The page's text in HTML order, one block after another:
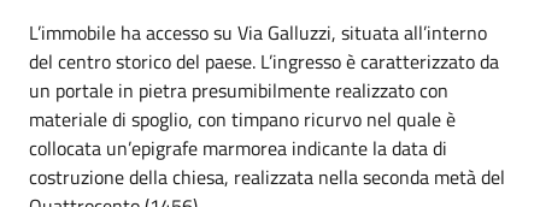
L’immobile ha accesso su Via Galluzzi, situata all’interno
del centro storico del paese. L’ingresso è caratterizzato da
un portale in pietra presumibilmente realizzato con
materiale di spoglio, con timpano ricurvo nel quale è
collocata un’epigrafe marmorea indicante la data di
costruzione della chiesa, realizzata nella seconda metà del